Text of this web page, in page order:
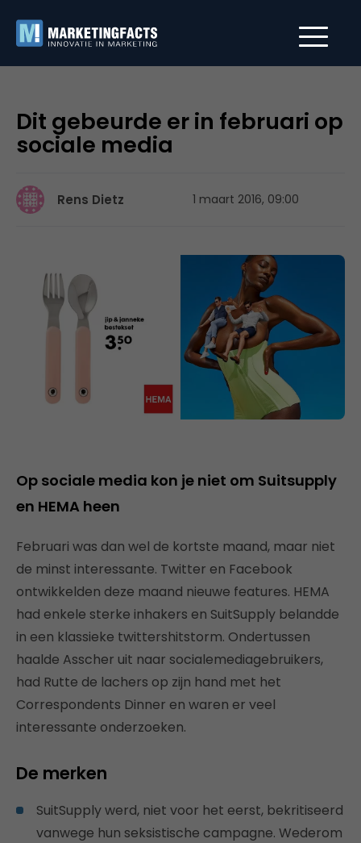
Dit gebeurde er in februari op
sociale media
Rens Dietz 1 maart 2016, 09:00
Op sociale media kon je niet om Suitsupply
en HEMA heen
Februari was dan wel de kortste maand, maar niet
de minst interessante. Twitter en Facebook
ontwikkelden deze maand nieuwe features. HEMA
had enkele sterke inhakers en SuitSupply belandde
in een klassieke twittershitstorm. Ondertussen
haalde Asscher uit naar socialemediagebruikers,
had Rutte de lachers op zijn hand met het
Correspondents Dinner en waren er veel
interessante onderzoeken.
De merken
SuitSupply werd, niet voor het eerst, bekritiseerd
vanwege hun seksistische campagne. Wederom